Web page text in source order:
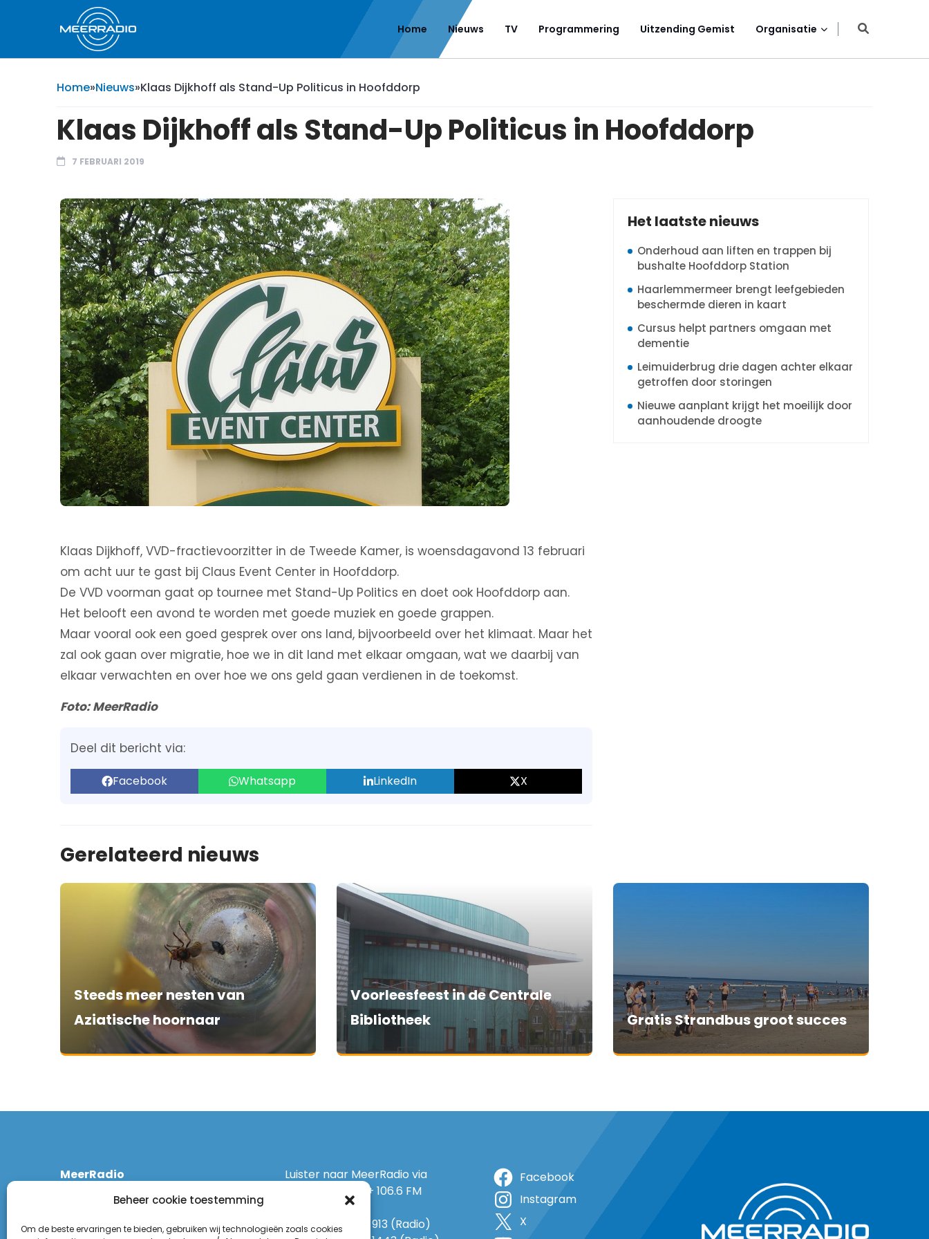
Beheer cookie toestemming
Om de beste ervaringen te bieden, gebruiken wij technologieën zoals cookies
Home Nieuws TV Programmering Uitzending Gemist Organisatie
Home»Nieuws»Klaas Dijkhoff als Stand-Up Politicus in Hoofddorp
Klaas Dijkhoff als Stand-Up Politicus in Hoofddorp
7 FEBRUARI 2019
Klaas Dijkhoff, VVD-fractievoorzitter in de Tweede Kamer, is woensdagavond 13 februari
om acht uur te gast bij Claus Event Center in Hoofddorp.
De VVD voorman gaat op tournee met Stand-Up Politics en doet ook Hoofddorp aan.
Het belooft een avond te worden met goede muziek en goede grappen.
Maar vooral ook een goed gesprek over ons land, bijvoorbeeld over het klimaat. Maar het
zal ook gaan over migratie, hoe we in dit land met elkaar omgaan, wat we daarbij van
elkaar verwachten en over hoe we ons geld gaan verdienen in de toekomst.
Foto: MeerRadio
Deel dit bericht via:
Facebook Whatsapp LinkedIn X
Het laatste nieuws
Onderhoud aan liften en trappen bij
bushalte Hoofddorp Station
Haarlemmermeer brengt leefgebieden
beschermde dieren in kaart
Cursus helpt partners omgaan met
dementie
Leimuiderbrug drie dagen achter elkaar
getroffen door storingen
Nieuwe aanplant krijgt het moeilijk door
aanhoudende droogte
Gerelateerd nieuws
Steeds meer nesten van
Aziatische hoornaar
Voorleesfeest in de Centrale
Bibliotheek
Gratis Strandbus groot succes
MeerRadio
2131 CT Hoofddorp
(023) 55 55 900
Luister naar MeerRadio via
Ether: 105.5 FM + 106.6 FM
DAB+ op 5A
Ziggo: 38 (TV) + 913 (Radio)
Facebook
Instagram
X